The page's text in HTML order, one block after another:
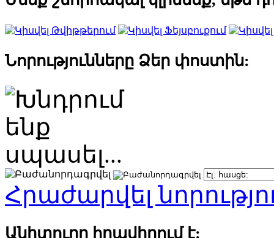
Նորությունները Ձեր փոստին:
Հրաժարվել
Անիտուրը հրավիրում է: